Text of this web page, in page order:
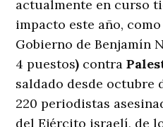
actualmente en curso
impacto este año,
Gobierno de Benjamín
4 puestos) contra
saldado desde octubre
220 periodistas
del Ejército israelí, de